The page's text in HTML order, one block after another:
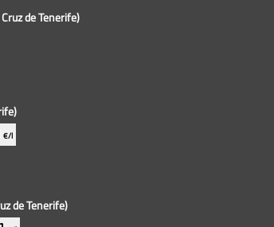
de Tenerife)
€/l
de Tenerife)